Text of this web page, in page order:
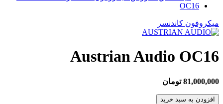
میکروفون کاندنسر
Austrian Audio OC16
81,000,000 تومان
افزودن به سبد خرید